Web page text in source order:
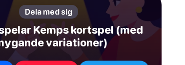
Dela med sig
Kemps kortspel (med
variationer)